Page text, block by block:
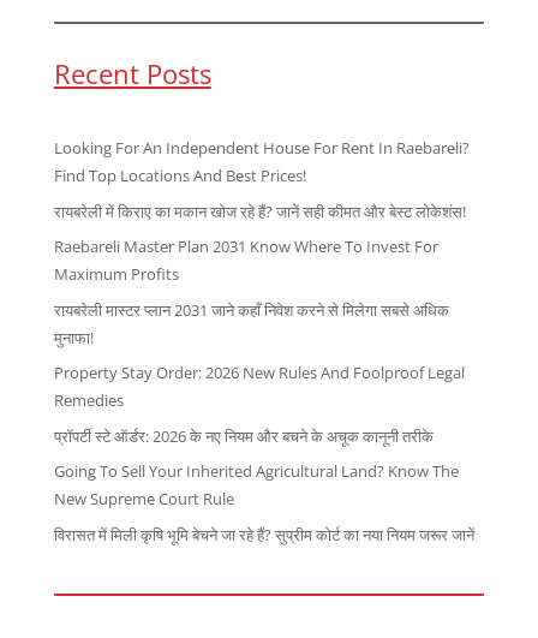
Recent Posts
Looking For An Independent House For Rent In Raebareli?
Find Top Locations And Best Prices!
रायबरेली में किराए का मकान खोज रहे हैं? जानें सही कीमत और बेस्ट लोकेशंस!
Raebareli Master Plan 2031 Know Where To Invest For
Maximum Profits
रायबरेली मास्टर प्लान 2031 जाने कहाँ निवेश करने से मिलेगा सबसे अधिक
मुनाफा!
Property Stay Order: 2026 New Rules And Foolproof Legal
Remedies
प्रॉपर्टी स्टे ऑर्डर: 2026 के नए नियम और बचने के अचूक कानूनी तरीके
Going To Sell Your Inherited Agricultural Land? Know The
New Supreme Court Rule
विरासत में मिली कृषि भूमि बेचने जा रहे हैं? सुप्रीम कोर्ट का नया नियम जरूर जानें